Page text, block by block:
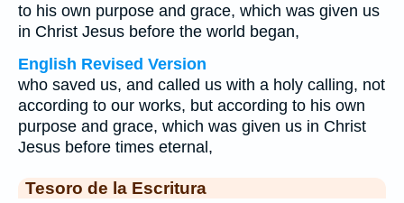
to his own purpose and grace, which was given us
in Christ Jesus before the world began,
English Revised Version
who saved us, and called us with a holy calling, not
according to our works, but according to his own
purpose and grace, which was given us in Christ
Jesus before times eternal,
Tesoro de la Escritura